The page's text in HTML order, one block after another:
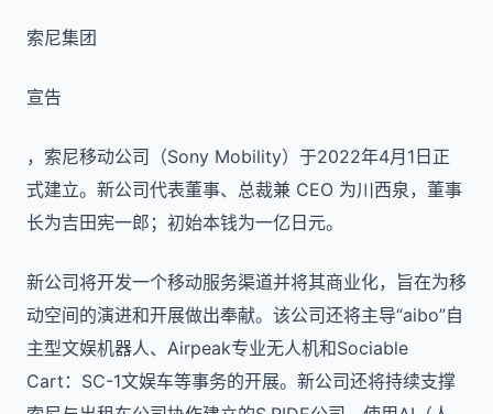
索尼集团
宣告
，索尼移动公司（Sony Mobility）于2022年4月1日正
式建立。新公司代表董事、总裁兼 CEO 为川西泉，董事
长为吉田宪一郎；初始本钱为一亿日元。
新公司将开发一个移动服务渠道并将其商业化，旨在为移
动空间的演进和开展做出奉献。该公司还将主导“aibo”自
主型文娱机器人、Airpeak专业无人机和Sociable
Cart：SC-1文娱车等事务的开展。新公司还将持续支撑